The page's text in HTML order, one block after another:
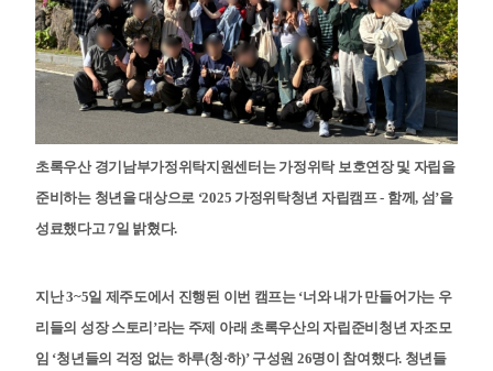
초록우산 경기남부가정위탁지원센터는 가정위탁 보호연장 및 자립을
준비하는 청년을 대상으로 ‘2025 가정위탁청년 자립캠프 - 함께, 섬’을
성료했다고 7일 밝혔다.
지난 3~5일 제주도에서 진행된 이번 캠프는 ‘너와 내가 만들어가는 우
리들의 성장 스토리’라는 주제 아래 초록우산의 자립준비청년 자조모
임 ‘청년들의 걱정 없는 하루(청·하)’ 구성원 26명이 참여했다. 청년들